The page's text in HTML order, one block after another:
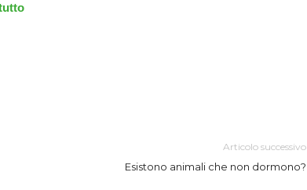
Articolo successivo
Esistono animali che non dormono?